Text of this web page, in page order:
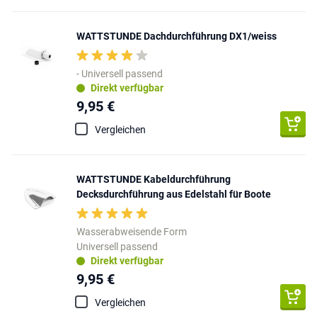
WATTSTUNDE Dachdurchführung DX1/weiss
- Universell passend
Direkt verfügbar
9,95 €
Vergleichen
WATTSTUNDE Kabeldurchführung
Decksdurchführung aus Edelstahl für Boote
Wasserabweisende Form
Universell passend
Direkt verfügbar
9,95 €
Vergleichen